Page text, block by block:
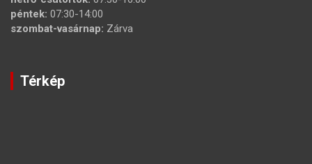
péntek: 07:30-14:00
szombat-vasárnap: Zárva
Térkép